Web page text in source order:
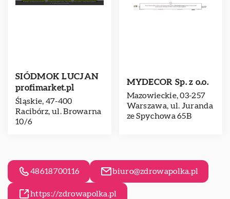
SIÓDMOK LUCJAN
profimarket.pl
Śląskie, 47-400
Racibórz, ul. Browarna
10/6
MYDECOR Sp. z o.o.
Mazowieckie, 03-257
Warszawa, ul. Juranda
ze Spychowa 65B
48618700116 biuro@zdrowapolka.pl
https://zdrowapolka.pl